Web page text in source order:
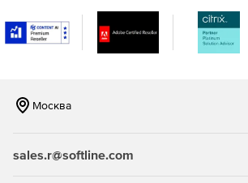
Москва
sales.r@softline.com